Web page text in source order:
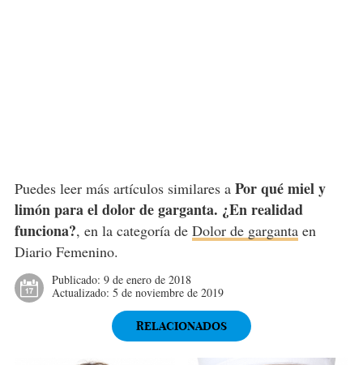
Puedes leer más artículos similares a Por qué miel y
limón para el dolor de garganta. ¿En realidad
funciona?, en la categoría de Dolor de gargantaen
Diario Femenino.
Publicado: 9 de enero de 2018
Actualizado: 5 de noviembre de 2019
RELACIONADOS